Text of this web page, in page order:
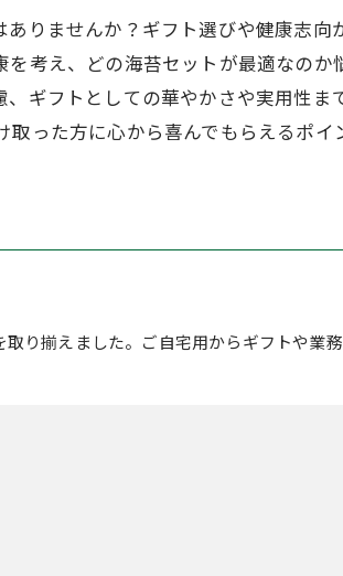
りませんか？ギフト選びや健康志向
考え、どの海苔セットが最適なのか
ギフトとしての華やかさや実用性ま
った方に心から喜んでもらえるポイ
り揃えました。ご自宅用からギフトや業